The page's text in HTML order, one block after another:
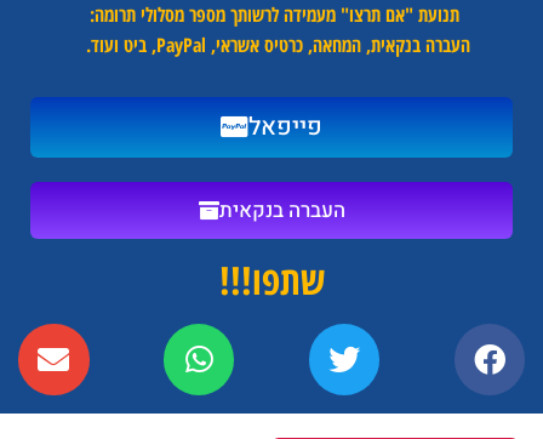
תנועת "אם תרצו" מעמידה לרשותך מספר מסלולי תרומה:
העברה בנקאית, המחאה, כרטיס אשראי, PayPal, ביט ועוד.
פייפאל
העברה בנקאית
שתפו!!!